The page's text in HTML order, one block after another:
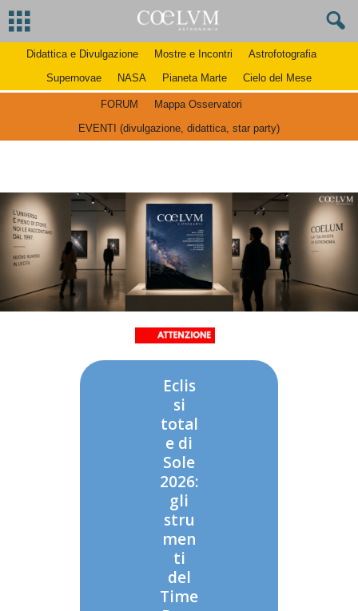
Didattica e Divulgazione Mostre e Incontri
Astrofotografia
Supernovae
NASA Pianeta Marte Cielo del Mese
FORUM
Mappa Osservatori
EVENTI (divulgazione, didattica, star party)
Eclis
si
total
e di
Sole
2026:
gli
stru
men
ti
del
Time